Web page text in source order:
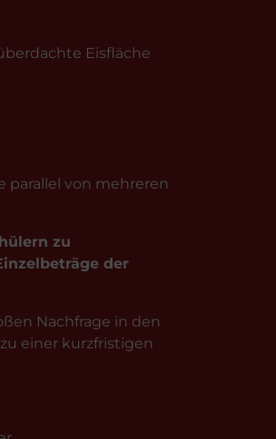
Eisfläche
parallel von mehreren
zu
der
Nachfrage in den
einer kurzfristigen